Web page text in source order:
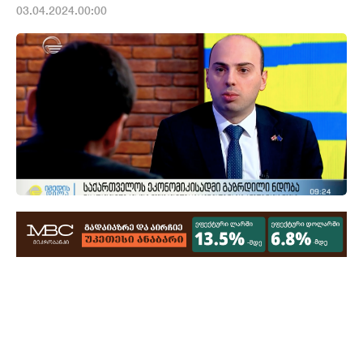
03.04.2024.00:00